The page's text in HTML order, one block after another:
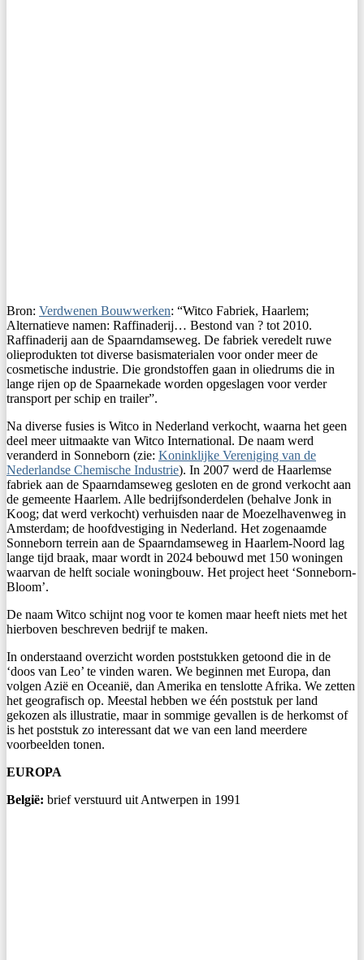
Bron: Verdwenen Bouwwerken: “Witco Fabriek, Haarlem;
Alternatieve namen: Raffinaderij… Bestond van ? tot 2010.
Raffinaderij aan de Spaarndamseweg. De fabriek veredelt ruwe
olieprodukten tot diverse basismaterialen voor onder meer de
cosmetische industrie. Die grondstoffen gaan in oliedrums die in
lange rijen op de Spaarnekade worden opgeslagen voor verder
transport per schip en trailer”.
Na diverse fusies is Witco in Nederland verkocht, waarna het geen
deel meer uitmaakte van Witco International. De naam werd
veranderd in Sonneborn (zie: Koninklijke Vereniging van de
Nederlandse Chemische Industrie). In 2007 werd de Haarlemse
fabriek aan de Spaarndamseweg gesloten en de grond verkocht aan
de gemeente Haarlem. Alle bedrijfsonderdelen (behalve Jonk in
Koog; dat werd verkocht) verhuisden naar de Moezelhavenweg in
Amsterdam; de hoofdvestiging in Nederland. Het zogenaamde
Sonneborn terrein aan de Spaarndamseweg in Haarlem-Noord lag
lange tijd braak, maar wordt in 2024 bebouwd met 150 woningen
waarvan de helft sociale woningbouw. Het project heet ‘Sonneborn-
Bloom’.
De naam Witco schijnt nog voor te komen maar heeft niets met het
hierboven beschreven bedrijf te maken.
In onderstaand overzicht worden poststukken getoond die in de
‘doos van Leo’ te vinden waren. We beginnen met Europa, dan
volgen Azië en Oceanië, dan Amerika en tenslotte Afrika. We zetten
het geografisch op. Meestal hebben we één poststuk per land
gekozen als illustratie, maar in sommige gevallen is de herkomst of
is het poststuk zo interessant dat we van een land meerdere
voorbeelden tonen.
EUROPA
België: brief verstuurd uit Antwerpen in 1991